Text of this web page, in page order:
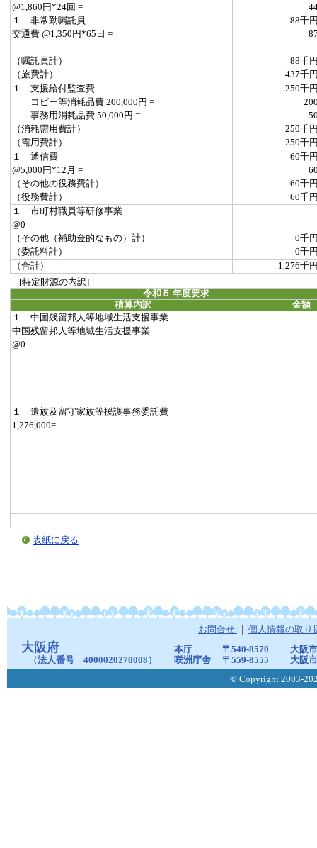
@1,860円*24回 =
１ 非常勤嘱託員
88千
交通費 @1,350円*65日 =
（嘱託員計）
88千
（旅費計）
437千
１ 支援給付監査費
250千
コピー等消耗品費 200,000円 =
事務用消耗品費 50,000円 =
（消耗需用費計）
250千
（需用費計）
250千
１ 通信費
60千
@5,000円*12月 =
（その他の役務費計）
60千
（役務費計）
60千
１ 市町村職員等研修事業
@0
（その他（補助金的なもの）計）
0千
（委託料計）
0千
（合計）
1,276千
[特定財源の内訳]
令和５ 年度要求
積算内訳
金額
１ 中国残留邦人等地域生活支援事業
中国残留邦人等地域生活支援事業
@0
１ 遺族及留守家族等援護事務委託費
1,276,000=
表紙に戻る
お問合せ 個人情報の取り
大阪府
（法人番号 4000020270008）
本庁 〒540-8570
大阪
咲洲庁舎
〒559-8555
大阪
© Copyright 2003-